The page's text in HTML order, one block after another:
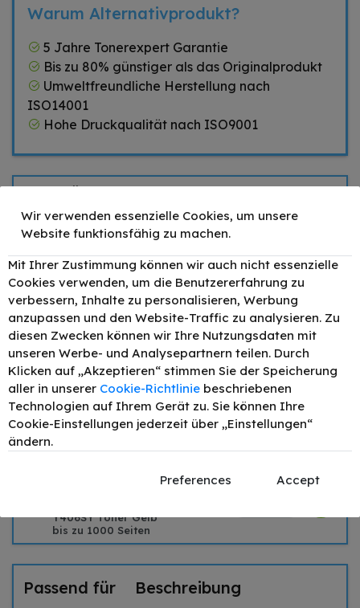
Warum Alternativprodukt?
5 Jahre Tonerexpert Garantie
Bis zu 80% günstiger als das Originalprodukt
Umweltfreundliche Herstellung nach
ISO14001
Hohe Druckqualität nach ISO9001
Zubehör
TONEX alternativ
für Samsung CLT-
Toner Schwarz
Cyan Magenta Gelb
Multipack
106,50 € – +
TONEX alternativ für
Samsung CLT-
K406SBK / CLT-
K406SBK Toner
Schwarz bis zu 1500
Seiten
34,90 € – +
TONEX alternativ für
Samsung CLT-
C406SC / CLT-
bis zu 1000 Seiten
34,90 € – +
TONEX alternativ für
Y406SY Toner Gelb
bis zu 1000 Seiten
Passend für Beschreibung
Wir verwenden essenzielle Cookies, um unsere
Website funktionsfähig zu machen.
Mit Ihrer Zustimmung können wir auch nicht essenzielle
Cookies verwenden, um die Benutzererfahrung zu
verbessern, Inhalte zu personalisieren, Werbung
anzupassen und den Website-Traffic zu analysieren. Zu
diesen Zwecken können wir Ihre Nutzungsdaten mit
unseren Werbe- und Analysepartnern teilen. Durch
Klicken auf „Akzeptieren“ stimmen Sie der Speicherung
aller in unserer Cookie-Richtlinie beschriebenen
Technologien auf Ihrem Gerät zu. Sie können Ihre
Cookie-Einstellungen jederzeit über „Einstellungen“
ändern.
Preferences Accept